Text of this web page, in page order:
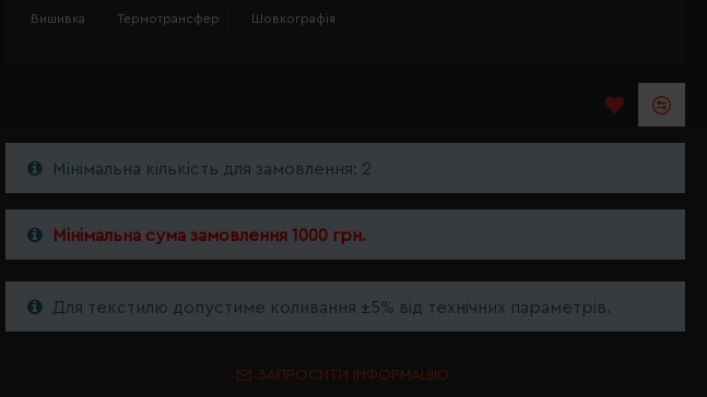
Вишивка Термотрансфер Шовкографія
Мінімальна кількість для замовлення: 2
Мінімальна сума замовлення 1000 грн.
Для текстилю допустиме коливання ±5% від технічних параметрів.
ЗАПРОСИТИ ІНФОРМАЦІЮ